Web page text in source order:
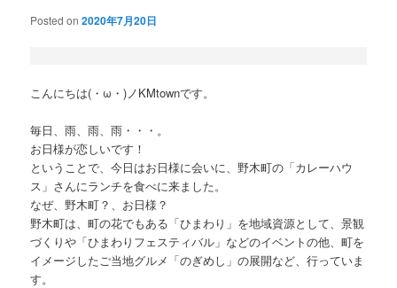
Posted on2020年7月20日
こんにちは(・ω・)ノKMtownです。
毎日、雨、雨、雨・・・。
お日様が恋しいです！
ということで、今日はお日様に会いに、野木町の「カレーハウ
ス」さんにランチを食べに来ました。
なぜ、野木町？、お日様？
野木町は、町の花でもある「ひまわり」を地域資源として、景観
づくりや「ひまわりフェスティバル」などのイベントの他、町を
イメージしたご当地グルメ「のぎめし」の展開など、行っていま
す。